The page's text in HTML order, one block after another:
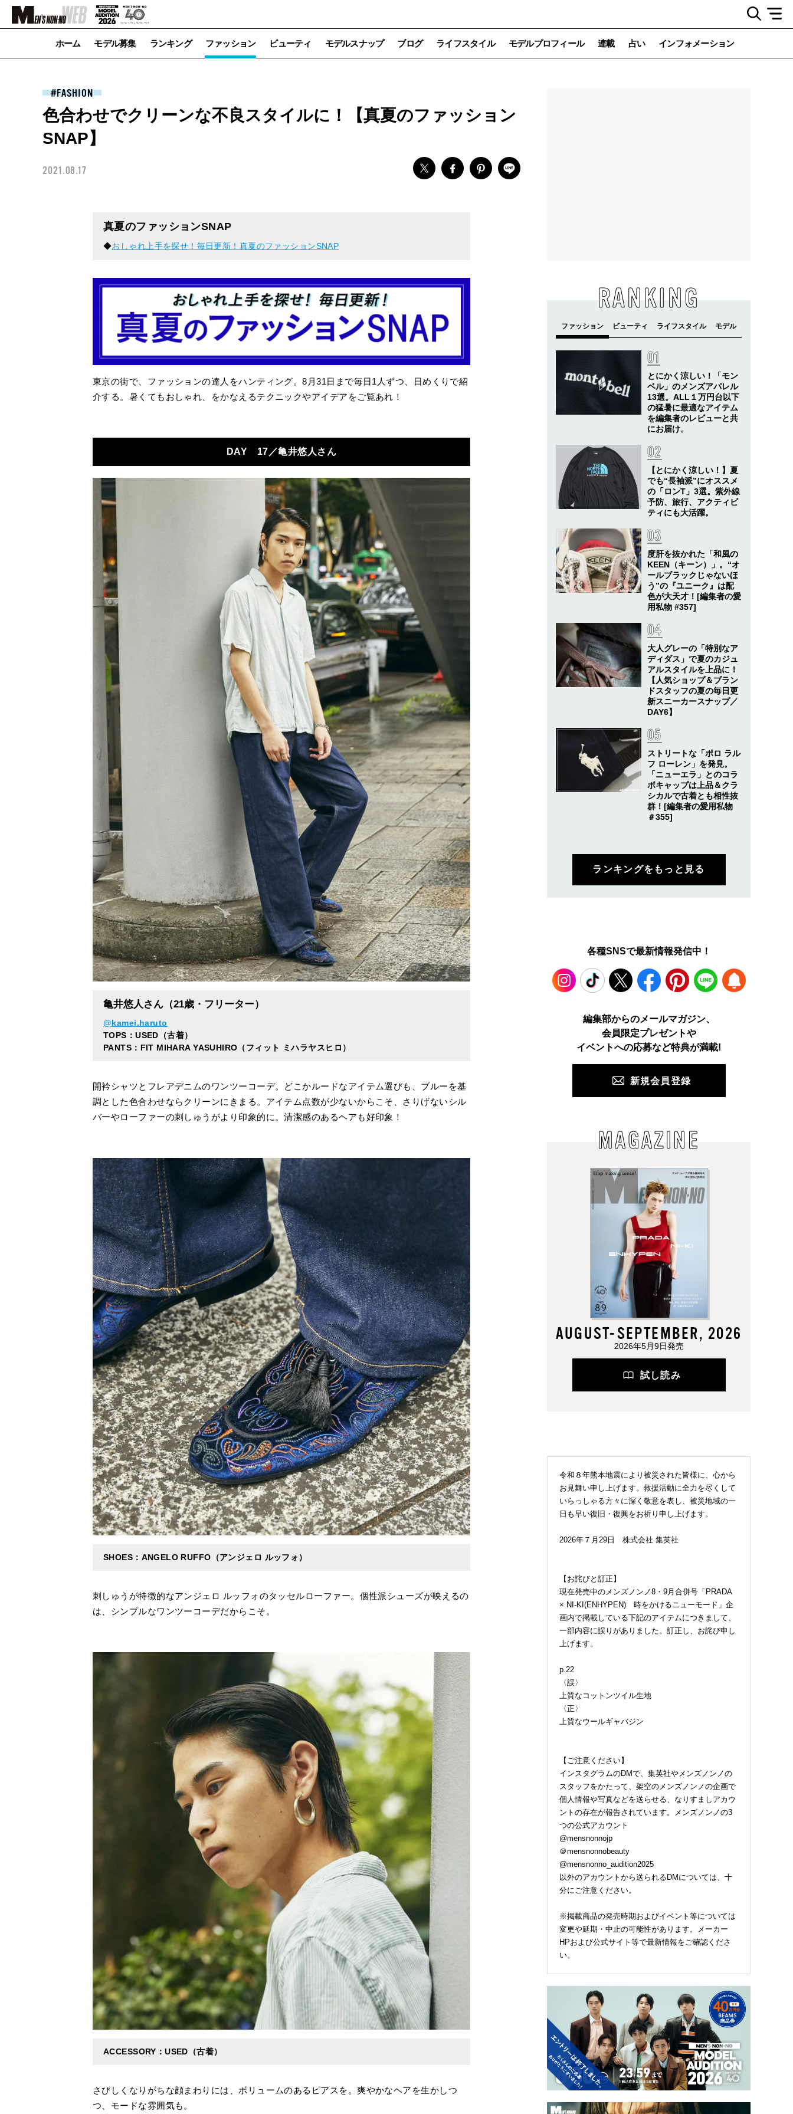
ホーム モデル募集 ランキング ファッション ビューティ モデルスナップ ブログ ライフスタイル モデルプロフィール 連載 占い インフォメーション
FASHION
色合わせでクリーンな不良スタイルに！【真夏のファッション
SNAP】
2021.08.17
真夏のファッションSNAP
◆おしゃれ上手を探せ！毎日更新！真夏のファッションSNAP
東京の街で、ファッションの達人をハンティング。8月31日まで毎日1人ずつ、日めくりで紹
介する。暑くてもおしゃれ、をかなえるテクニックやアイデアをご覧あれ！
DAY 17／亀井悠人さん
亀井悠人さん（21歳・フリーター）
@kamei.haruto
TOPS：USED（古着）
PANTS：FIT MIHARA YASUHIRO（フィット ミハラヤスヒロ）
開衿シャツとフレアデニムのワンツーコーデ。どこかルードなアイテム選びも、ブルーを基
調とした色合わせならクリーンにきまる。アイテム点数が少ないからこそ、さりげないシル
バーやローファーの刺しゅうがより印象的に。清潔感のあるヘアも好印象！
SHOES：ANGELO RUFFO（アンジェロ ルッフォ）
刺しゅうが特徴的なアンジェロ ルッフォのタッセルローファー。個性派シューズが映えるの
は、シンプルなワンツーコーデだからこそ。
ACCESSORY：USED（古着）
さびしくなりがちな顔まわりには、ボリュームのあるピアスを。爽やかなヘアを生かしつ
つ、モードな雰囲気も。
RANKING
とにかく涼しい！「モン
ベル」のメンズアパレル
13選。ALL１万円台以下
の猛暑に最適なアイテム
を編集者のレビューと共
にお届け。
【とにかく涼しい！】夏
でも“長袖派”にオススメ
の「ロンT」3選。紫外線
予防、旅行、アクティビ
ティにも大活躍。
度肝を抜かれた「和風の
KEEN（キーン）」。“オ
ールブラックじゃないほ
う”の『ユニーク』は配
色が大天才！[編集者の愛
用私物 #357]
大人グレーの「特別なア
ディダス」で夏のカジュ
アルスタイルを上品に！
【人気ショップ＆ブラン
ドスタッフの夏の毎日更
新スニーカースナップ／
DAY6】
ストリートな「ポロ ラル
フ ローレン」を発見。
「ニューエラ」とのコラ
ボキャップは上品＆クラ
シカルで古着とも相性抜
群！[編集者の愛用私物
＃355]
ランキングをもっと見る
各種SNSで最新情報発信中！
TikTok Facebook Pinterest LINE
編集部からのメールマガジン、
会員限定プレゼントや
イベントへの応募など特典が満載!
新規会員登録
MAGAZINE
AUGUST-SEPTEMBER, 2026
2026年5月9日発売
試し読み
令和８年熊本地震により被災された皆様に、心から
お見舞い申し上げます。救援活動に全力を尽くして
いらっしゃる方々に深く敬意を表し、被災地域の一
日も早い復旧・復興をお祈り申し上げます。
2026年７月29日 株式会社 集英社
【お詫びと訂正】
現在発売中のメンズノンノ8・9月合併号「PRADA
× NI-KI(ENHYPEN) 時をかけるニューモード」企
画内で掲載している下記のアイテムにつきまして、
一部内容に誤りがありました。訂正し、お詫び申し
上げます。
p.22
〈誤〉
上質なコットンツイル生地
〈正〉
上質なウールギャバジン
【ご注意ください】
インスタグラムのDMで、集英社やメンズノンノの
スタッフをかたって、架空のメンズノンノの企画で
個人情報や写真などを送らせる、なりすましアカウ
ントの存在が報告されています。メンズノンノの3
つの公式アカウント
@mensnonnojp
＠mensnonnobeauty
@mensnonno_audition2025
以外のアカウントから送られるDMについては、十
分にご注意ください。
※掲載商品の発売時期およびイベント等については
変更や延期・中止の可能性があります。メーカー
HPおよび公式サイト等で最新情報をご確認くださ
い。